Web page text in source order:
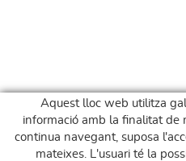
Aquest lloc web utilitza
informació amb la finalitat de
continua navegant, suposa
mateixes. L'usuari té la